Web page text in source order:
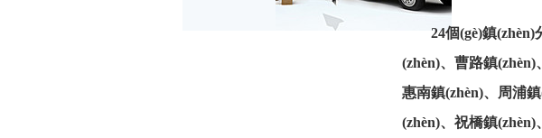
24個(gè)鎮
(zhèn)、曹路鎮(zhèn)
惠南鎮(zhèn)、周浦
(zhèn)、祝橋鎮(zhèn)